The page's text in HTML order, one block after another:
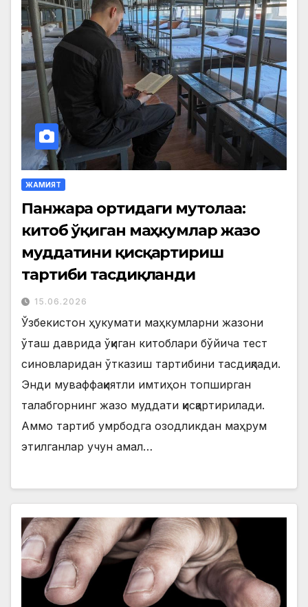
ЖАМИЯТ
Панжара ортидаги мутолаа:
китоб ўқиган маҳкумлар жазо
муддатини қисқартириш
тартиби тасдиқланди
15.06.2026
Ўзбекистон ҳукумати маҳкумларни жазони
ўташ даврида ўқиган китоблари бўйича тест
синовларидан ўтказиш тартибини тасдиқлади.
Энди муваффақиятли имтиҳон топширган
талабгорнинг жазо муддати қисқартирилади.
Аммо тартиб умрбодга озодликдан маҳрум
этилганлар учун амал…